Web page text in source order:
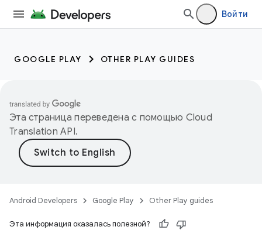
Войти
GOOGLE PLAY OTHER PLAY GUIDES
Эта страница переведена с помощью Cloud
Translation API.
Android Developers Google Play Other Play guides
Эта информация оказалась полезной?